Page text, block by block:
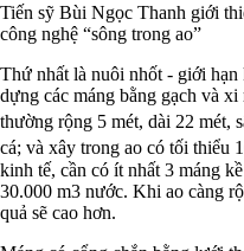
Tiến sỹ Bùi Ngọc Thanh giới
công nghệ “sông trong ao”
Thứ nhất là nuôi nhốt - giới
dựng các máng bằng gạch và
thường rộng 5 mét, dài 22 mét,
cá; và xây trong ao có tối thiểu
kinh tế, cần có ít nhất 3 máng
30.000 m3 nước. Khi ao càng
quả sẽ cao hơn.